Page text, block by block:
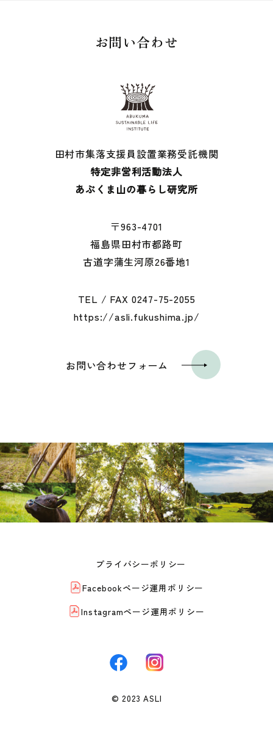
お問い合わせ
お問い合わせフォーム
田村市集落支援員設置業務受託機関
特定非営利活動法人
あぶくま山の暮らし研究所
〒963-4701
福島県田村市都路町
古道字蒲生河原26番地1
TEL / FAX 0247-75-2055
https://asli.fukushima.jp/
プライバシーポリシー
Facebookページ運用ポリシー
Instagramページ運用ポリシー
© 2023 ASLI